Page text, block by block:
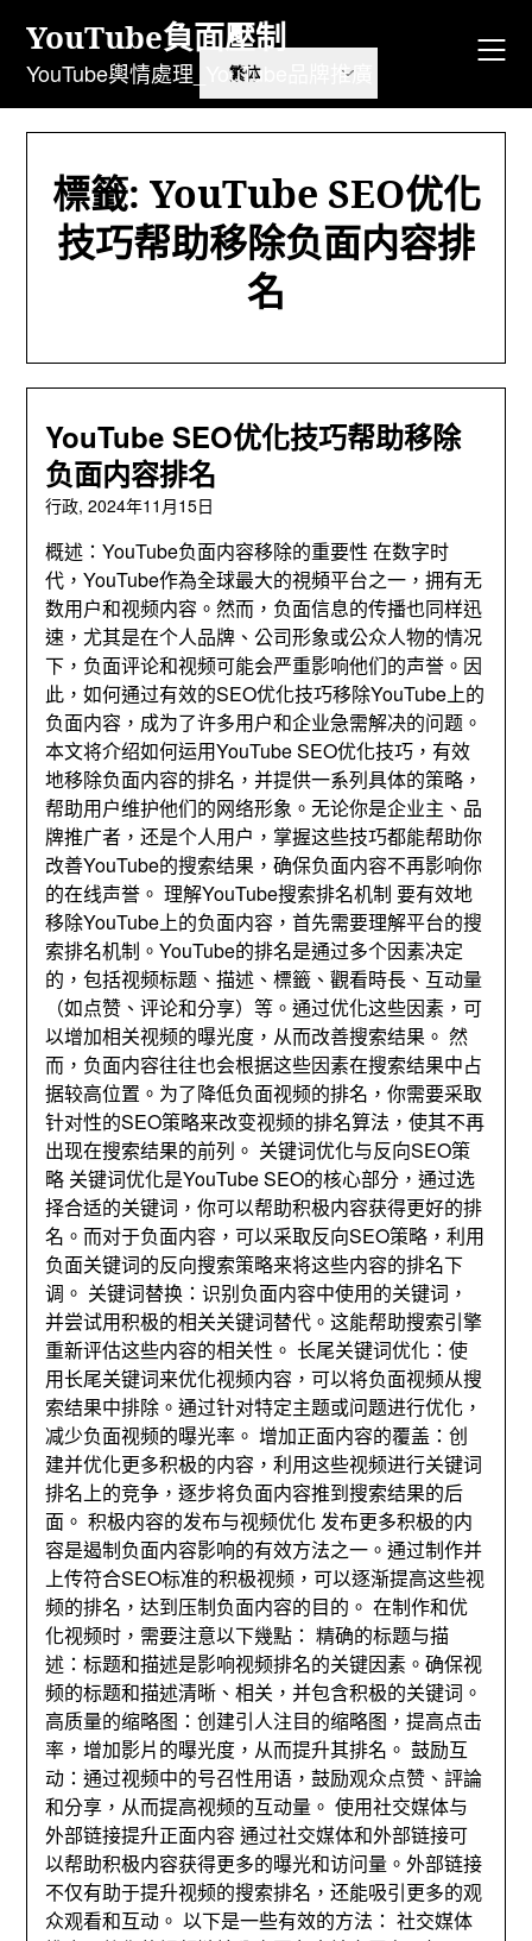
YouTube負面壓制
YouTube輿情處理_YouTube品牌推廣
標籤: YouTube SEO优化
技巧帮助移除负面内容排
名
YouTube SEO优化技巧帮助移除
负面内容排名
行政,2024年11月15日
概述：YouTube负面内容移除的重要性 在数字时
代 ，YouTube作為全球最大的視頻平台之一，拥有无
数用户和视频内容 。然而， 负面信息的传播也同样迅
速 ，尤其是在个人品牌 、公司形象或公众人物的情况
下 ， 负面评论和视频可能会严重影响他们的声誉 。因
此，如何通过有效的SEO优化技巧移除YouTube上的
负面内容 ， 成为了许多用户和企业急需解决的问题 。
本文将介绍如何运用YouTube SEO优化技巧 ， 有效
地移除负面内容的排名 ，并提供一系列具体的策略 ，
帮助用户维护他们的网络形象 。无论你是企业主 、 品
牌推广者 ，还是个人用户 ， 掌握这些技巧都能帮助你
改善YouTube的搜索结果 ，确保负面内容不再影响你
的在线声誉 。理解YouTube搜索排名机制 要有效地
移除YouTube上的负面内容 ，首先需要理解平台的搜
索排名机制 。YouTube的排名是通过多个因素决定
的 ，包括视频标题 、描述、標籤、觀看時長、 互动量
（如点赞 、评论和分享）等 。通过优化这些因素 ，可
以增加相关视频的曝光度 ， 从而改善搜索结果 。 然
而， 负面内容往往也会根据这些因素在搜索结果中占
据较高位置 。 为了降低负面视频的排名 ，你需要采取
针对性的SEO策略来改变视频的排名算法 ，使其不再
出现在搜索结果的前列 。 关键词优化与反向SEO策
略 关键词优化是YouTube SEO的核心部分 ，通过选
择合适的关键词 ，你可以帮助积极内容获得更好的排
名 。而对于负面内容 ，可以采取反向SEO策略 ，利用
负面关键词的反向搜索策略来将这些内容的排名下
调 。 关键词替换 ：识别负面内容中使用的关键词 ，
并尝试用积极的相关关键词替代 。这能帮助搜索引擎
重新评估这些内容的相关性 。长尾关键词优化 ：使
用长尾关键词来优化视频内容 ，可以将负面视频从搜
索结果中排除 。通过针对特定主题或问题进行优化 ，
减少负面视频的曝光率 。增加正面内容的覆盖 ：创
建并优化更多积极的内容 ，利用这些视频进行关键词
排名上的竞争 ，逐步将负面内容推到搜索结果的后
面 。积极内容的发布与视频优化 发布更多积极的内
容是遏制负面内容影响的有效方法之一 。通过制作并
上传符合SEO标准的积极视频 ，可以逐渐提高这些视
频的排名 ，达到压制负面内容的目的 。在制作和优
化视频时 ，需要注意以下幾點：精确的标题与描
述 ：标题和描述是影响视频排名的关键因素 。确保视
频的标题和描述清晰 、相关 ，并包含积极的关键词 。
高质量的缩略图 ：创建引人注目的缩略图 ，提高点击
率 ，增加影片的曝光度， 从而提升其排名 。鼓励互
动 ：通过视频中的号召性用语 ，鼓励观众点赞 、評論
和分享， 从而提高视频的互动量 。使用社交媒体与
外部链接提升正面内容 通过社交媒体和外部链接可
以帮助积极内容获得更多的曝光和访问量 。外部链接
不仅有助于提升视频的搜索排名 ，还能吸引更多的观
众观看和互动 。以下是一些有效的方法 ：社交媒体